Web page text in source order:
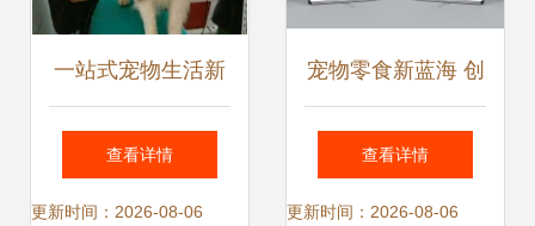
一站式宠物生活新
选择 丁丁宠物生活
馆，呵护爱宠每一
查看详情
更新时间：2026-08-06
宠物零食新蓝海 创
业掘金，服务先行
查看详情
更新时间：2026-08-06